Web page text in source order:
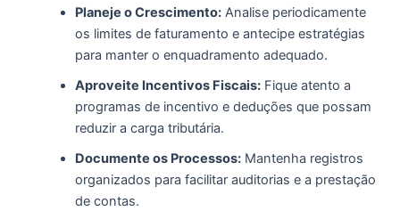
Planeje o Crescimento:Analise periodicamente
os limites de faturamento e antecipe estratégias
para manter o enquadramento adequado.
Aproveite Incentivos Fiscais:Fique atento a
programas de incentivo e deduções que possam
reduzir a carga tributária.
Documente os Processos:Mantenha registros
organizados para facilitar auditorias e a prestação
de contas.